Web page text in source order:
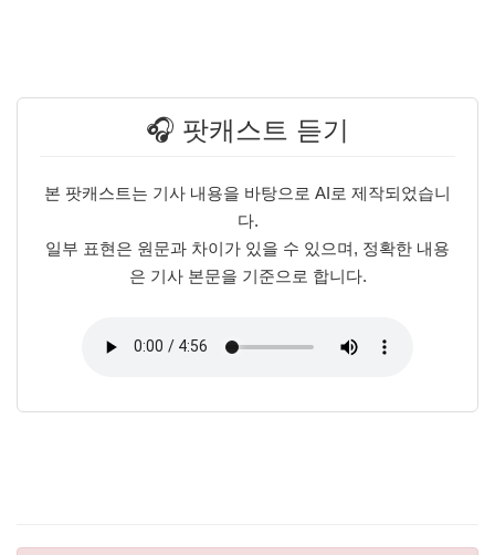
🎧 팟캐스트 듣기
본 팟캐스트는 기사 내용을 바탕으로 AI로 제작되었습니
다.
일부 표현은 원문과 차이가 있을 수 있으며, 정확한 내용
은 기사 본문을 기준으로 합니다.